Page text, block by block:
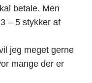
betale. Men
– 5 stykker af
jeg meget gerne
mange der er